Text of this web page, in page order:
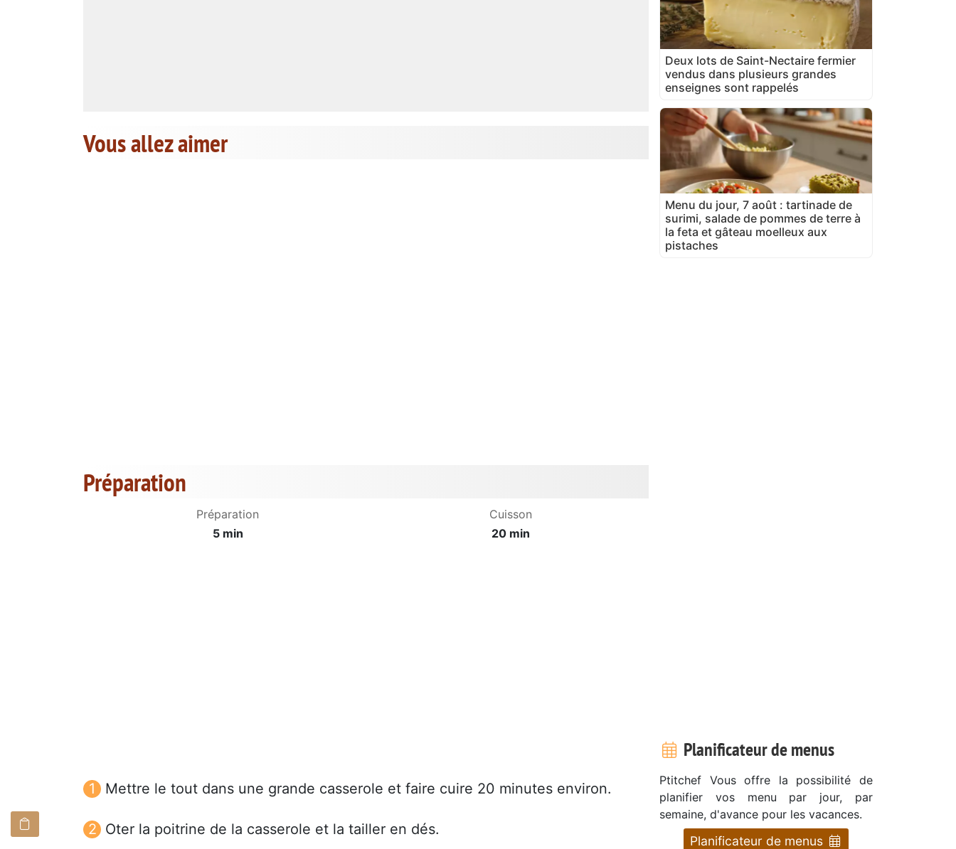
Vous allez aimer
Préparation
Préparation
5 min
Cuisson
20 min
Mettre le tout dans une grande casserole et faire cuire 20 minutes environ.
Oter la poitrine de la casserole et la tailler en dés.
Deux lots de Saint-Nectaire fermier
vendus dans plusieurs grandes
enseignes sont rappelés
Menu du jour, 7 août : tartinade de
surimi, salade de pommes de terre à
la feta et gâteau moelleux aux
pistaches
Planificateur de menus
Ptitchef Vous offre la possibilité de
planifier vos menu par jour, par
semaine, d'avance pour les vacances.
Planificateur de menus